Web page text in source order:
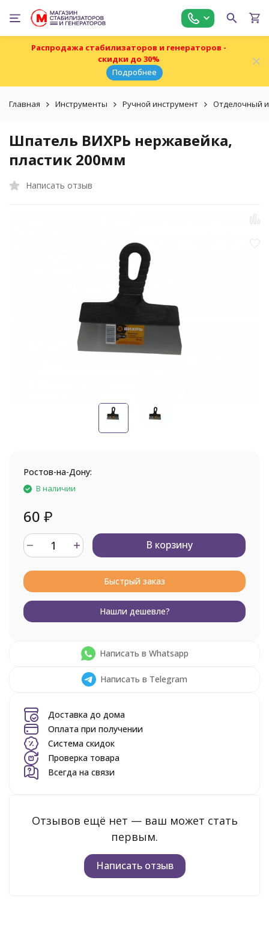
Распродажа стабилизаторов и генераторов -
скидки до 30%
Подробнее
Главная Инструменты Ручной инструмент Отделочный
Шпатель ВИХРЬ нержавейка,
пластик 200мм
Написать отзыв
Ростов-на-Дону:
В наличии
60 ₽
В корзину
Быстрый заказ
Нашли дешевле?
Написать в Whatsapp
Написать в Telegram
Доставка до дома
Оплата при получении
Система скидок
Проверка товара
Всегда на связи
Отзывов ещё нет — ваш может стать
первым.
Написать отзыв